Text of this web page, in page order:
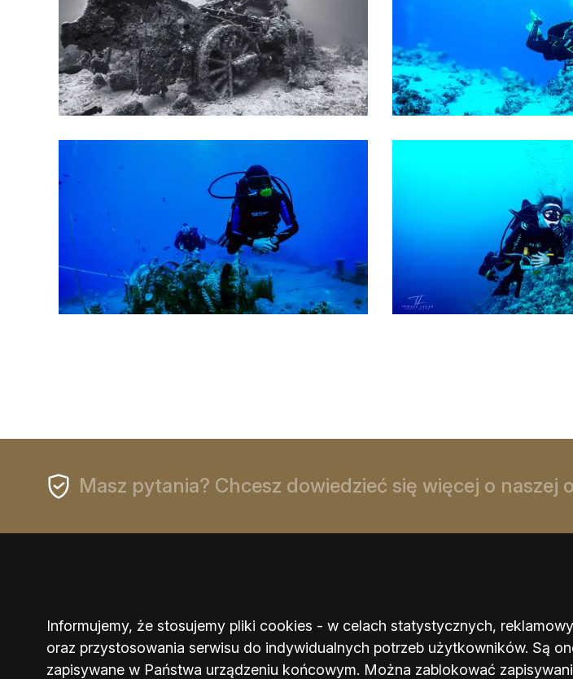
Masz pytania? Chcesz dowiedzieć się więcej o naszej
Informujemy, że stosujemy pliki cookies - w celach statystycznych,
oraz przystosowania serwisu do indywidualnych potrzeb użytkowników. Są
zapisywane w Państwa urządzeniu końcowym. Można zablokować